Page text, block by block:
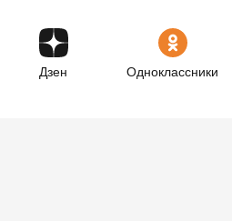
Дзен Одноклассники